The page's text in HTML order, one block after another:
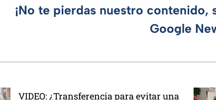
¡No te pierdas nuestro contenido,
Google
VIDEO: ¿Transferencia para evitar una